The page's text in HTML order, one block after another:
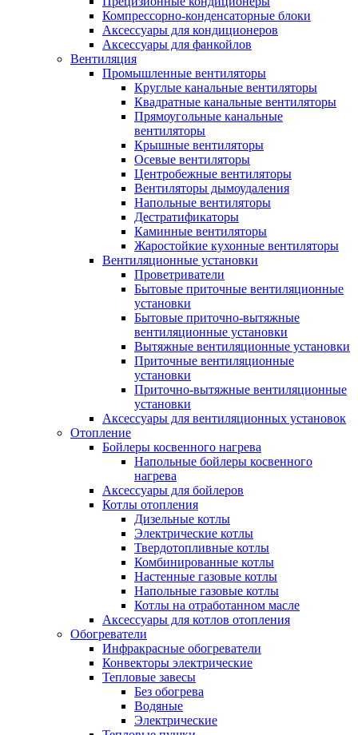
Компрессорно-конденсаторные блоки
Аксессуары для кондиционеров
Аксессуары для фанкойлов
Вентиляция
Промышленные вентиляторы
Круглые канальные вентиляторы
Квадратные канальные вентиляторы
Прямоугольные канальные
вентиляторы
Крышные вентиляторы
Осевые вентиляторы
Центробежные вентиляторы
Вентиляторы дымоудаления
Напольные вентиляторы
Дестратификаторы
Каминные вентиляторы
Жаростойкие кухонные вентиляторы
Вентиляционные установки
Проветриватели
Бытовые приточные вентиляционные
установки
Бытовые приточно-вытяжные
вентиляционные установки
Вытяжные вентиляционные установки
Приточные вентиляционные
установки
Приточно-вытяжные вентиляционные
установки
Аксессуары для вентиляционных установок
Отопление
Бойлеры косвенного нагрева
Напольные бойлеры косвенного
нагрева
Аксессуары для бойлеров
Котлы отопления
Дизельные котлы
Электрические котлы
Твердотопливные котлы
Комбинированные котлы
Настенные газовые котлы
Напольные газовые котлы
Котлы на отработанном масле
Аксессуары для котлов отопления
Обогреватели
Инфракрасные обогреватели
Конвекторы электрические
Тепловые завесы
Без обогрева
Водяные
Электрические